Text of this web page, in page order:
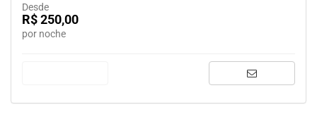
Desde
R$ 250,00
por noche